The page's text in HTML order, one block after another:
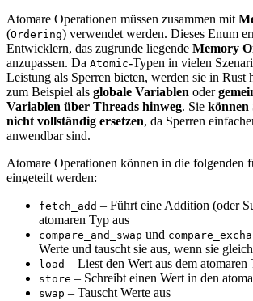
Atomare Operationen müssen zusammen mit
(Ordering) verwendet werden. Dieses Enum
Entwicklern, das zugrunde liegende Memory
anzupassen. Da Atomic-Typen in vielen
Leistung als Sperren bieten, werden sie in Rust
zum Beispiel als globale Variablen oder
Variablen über Threads hinweg. Sie können
nicht vollständig ersetzen, da Sperren
anwendbar sind.
Atomare Operationen können in die folgenden
eingeteilt werden:
fetch_add – Führt eine Addition (oder
atomaren Typ aus
compare_and_swap und
Werte und tauscht sie aus, wenn sie
load – Liest den Wert aus dem atomaren
store – Schreibt einen Wert in den
swap – Tauscht Werte aus